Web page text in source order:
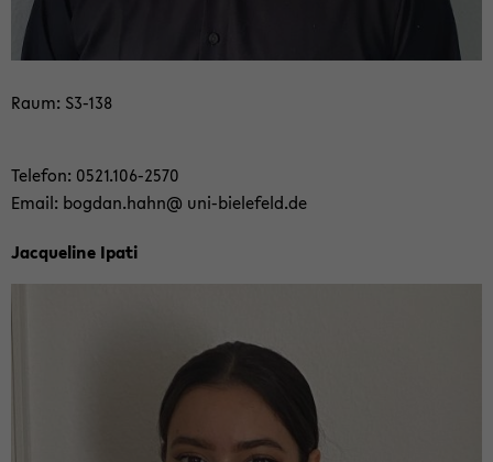
Raum: S3-​138
Te­le­fon: 0521.106-​2570
Email: bog­dan.hahn@ uni-​bielefeld.de
Jac­que­line Ipati